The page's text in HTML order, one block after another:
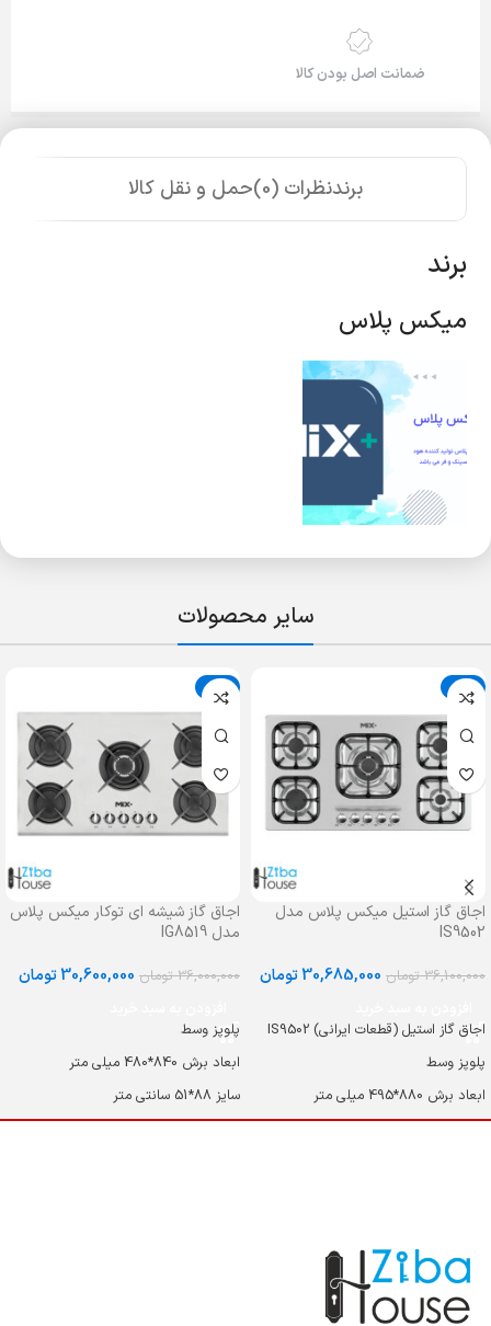
ضمانت اصل بودن کالا
برندنظرات (0) حمل و نقل کالا
برند
میکس پلاس
سایر محصولات
حراج
اجاق گاز استیل میکس پلاس مدل
IS9502
36,100,000 تومان 30,685,000تومان
اجاق گاز استیل (قطعات ایرانی) IS9502
پلوپز وسط
ابعاد برش 880*495 میلی متر
سلیز 91*51 سانتی متر
RAPID
شبکه چدنی لعابدار مات + چدنی وک
حراج
اجاق گاز شیشه ای توکار میکس پلاس
مدل IG8519
36,000,000 تومان 30,600,000تومان
پلوپز وسط
ابعاد برش 840*480 میلی متر
سایز 88*51 سانتی متر
بالاترین کیفیت و توان حرارتی سرشعله در